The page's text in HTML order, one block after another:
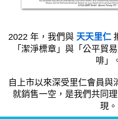
2022 年，我們與 天天里仁
「潔淨標章」與「公平貿
啡」
自上市以來深受里仁會員與
就銷售一空，是我們共同
現。